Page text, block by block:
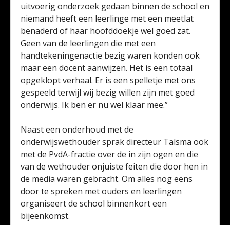
uitvoerig onderzoek gedaan binnen de school en
niemand heeft een leerlinge met een meetlat
benaderd of haar hoofddoekje wel goed zat.
Geen van de leerlingen die met een
handtekeningenactie bezig waren konden ook
maar een docent aanwijzen. Het is een totaal
opgeklopt verhaal. Er is een spelletje met ons
gespeeld terwijl wij bezig willen zijn met goed
onderwijs. Ik ben er nu wel klaar mee.”
Naast een onderhoud met de
onderwijswethouder sprak directeur Talsma ook
met de PvdA-fractie over de in zijn ogen en die
van de wethouder onjuiste feiten die door hen in
de media waren gebracht. Om alles nog eens
door te spreken met ouders en leerlingen
organiseert de school binnenkort een
bijeenkomst.